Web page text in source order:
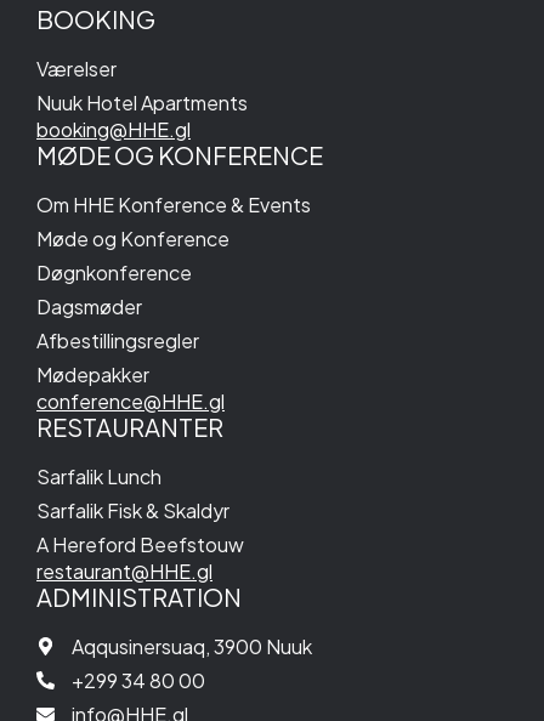
BOOKING
Værelser
Nuuk Hotel Apartments
booking@HHE.gl
MØDE OG KONFERENCE
Om HHE Konference & Events
Møde og Konference
Døgnkonference
Dagsmøder
Afbestillingsregler
Mødepakker
conference@HHE.gl
RESTAURANTER
Sarfalik Lunch
Sarfalik Fisk & Skaldyr
A Hereford Beefstouw
restaurant@HHE.gl
ADMINISTRATION
Aqqusinersuaq, 3900 Nuuk
+299 34 80 00
info@HHE.gl